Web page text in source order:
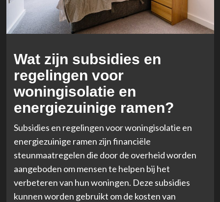
Wat zijn subsidies en
regelingen voor
woningisolatie en
energiezuinige ramen?
Subsidies en regelingen voor woningisolatie en
energiezuinige ramen zijn financiële
steunmaatregelen die door de overheid worden
aangeboden om mensen te helpen bij het
verbeteren van hun woningen. Deze subsidies
kunnen worden gebruikt om de kosten van